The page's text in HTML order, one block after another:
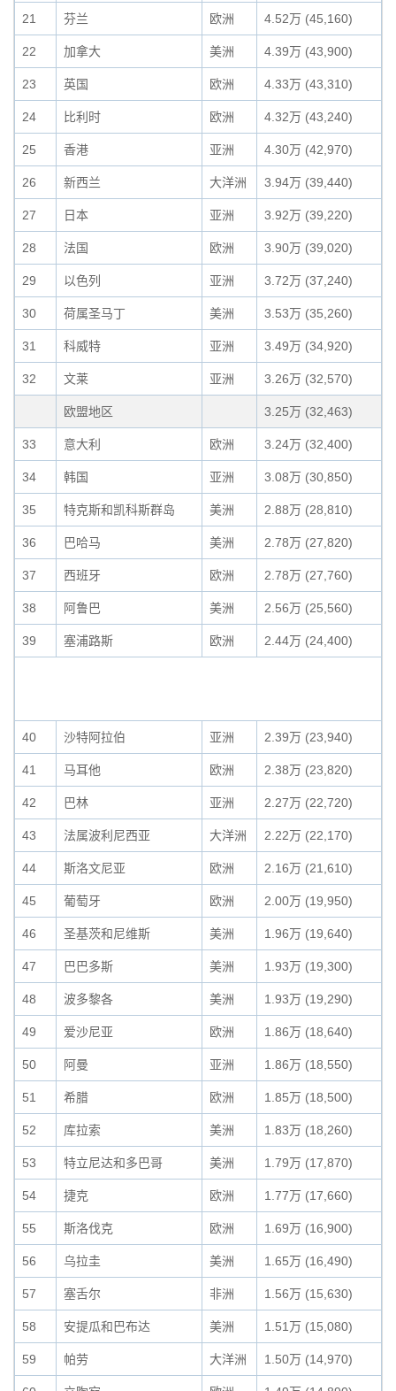
21 芬兰 欧洲 4.52万 (45,160)
22 加拿大 美洲 4.39万 (43,900)
23 英国 欧洲 4.33万 (43,310)
24 比利时 欧洲 4.32万 (43,240)
25 香港 亚洲 4.30万 (42,970)
26 新西兰 大洋洲 3.94万 (39,440)
27 日本 亚洲 3.92万 (39,220)
28 法国 欧洲 3.90万 (39,020)
29 以色列 亚洲 3.72万 (37,240)
30 荷属圣马丁 美洲 3.53万 (35,260)
31 科威特 亚洲 3.49万 (34,920)
32 文莱 亚洲 3.26万 (32,570)
欧盟地区 3.25万 (32,463)
33 意大利 欧洲 3.24万 (32,400)
34 韩国 亚洲 3.08万 (30,850)
35 特克斯和凯科斯群岛 美洲 2.88万 (28,810)
36 巴哈马 美洲 2.78万 (27,820)
37 西班牙 欧洲 2.78万 (27,760)
38 阿鲁巴 美洲 2.56万 (25,560)
39 塞浦路斯 欧洲 2.44万 (24,400)
40 沙特阿拉伯 亚洲 2.39万 (23,940)
41 马耳他 欧洲 2.38万 (23,820)
42 巴林 亚洲 2.27万 (22,720)
43 法属波利尼西亚 大洋洲 2.22万 (22,170)
44 斯洛文尼亚 欧洲 2.16万 (21,610)
45 葡萄牙 欧洲 2.00万 (19,950)
46 圣基茨和尼维斯 美洲 1.96万 (19,640)
47 巴巴多斯 美洲 1.93万 (19,300)
48 波多黎各 美洲 1.93万 (19,290)
49 爱沙尼亚 欧洲 1.86万 (18,640)
50 阿曼 亚洲 1.86万 (18,550)
51 希腊 欧洲 1.85万 (18,500)
52 库拉索 美洲 1.83万 (18,260)
53 特立尼达和多巴哥 美洲 1.79万 (17,870)
54 捷克 欧洲 1.77万 (17,660)
55 斯洛伐克 欧洲 1.69万 (16,900)
56 乌拉圭 美洲 1.65万 (16,490)
57 塞舌尔 非洲 1.56万 (15,630)
58 安提瓜和巴布达 美洲 1.51万 (15,080)
59 帕劳 大洋洲 1.50万 (14,970)